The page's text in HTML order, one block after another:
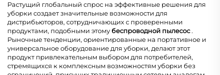
Растущий глобальный спрос на эффективные решения для
уборки создает значительные возможности для
дистрибьюторов, сотрудничающих с проверенными
продуктами, подобными этому беспроводной пылесос.
Рыночные тенденции, ориентированные на портативное и
универсальное оборудование для уборки, делают этот
продукт привлекательным выбором для потребителей,
стремящихся к комплексным возможностям уборки без